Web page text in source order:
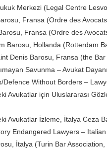
Merkezi (Legal Centre
Fransa (Ordre des
Fransa (Ordre des
Barosu, Hollanda (Rotterdam
Denis Barosu, Fransa (the
Savunma – Avukat
Defence Without Borders –
Avukatlar için Uluslararası
Avukatlar İzleme, İtalya Ceza
Endangered Lawyers –
İtalya (Turin Bar Association,